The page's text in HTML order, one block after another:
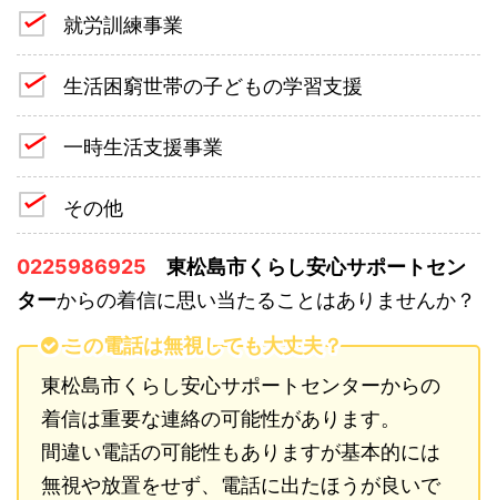
就労訓練事業
生活困窮世帯の子どもの学習支援
一時生活支援事業
その他
0225986925
東松島市くらし安心サポートセン
ターからの着信に思い当たることはありませんか？
この電話は無視しても大丈夫？
東松島市くらし安心サポートセンターからの
着信は重要な連絡の可能性があります。
間違い電話の可能性もありますが基本的には
無視や放置をせず、電話に出たほうが良いで